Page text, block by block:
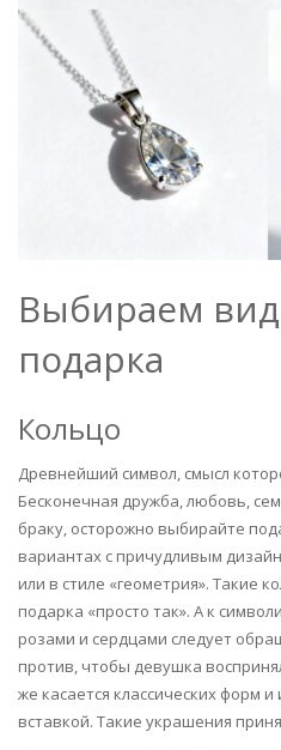
Выбираем
подарка
Кольцо
Древнейший символ, смысл
Бесконечная дружба, любовь,
браку, осторожно выбирайте
вариантах с причудливым
или в стиле «геометрия». Такие
подарка «просто так». А к
розами и сердцами следует
против, чтобы девушка
же касается классических форм и
вставкой. Такие украшения